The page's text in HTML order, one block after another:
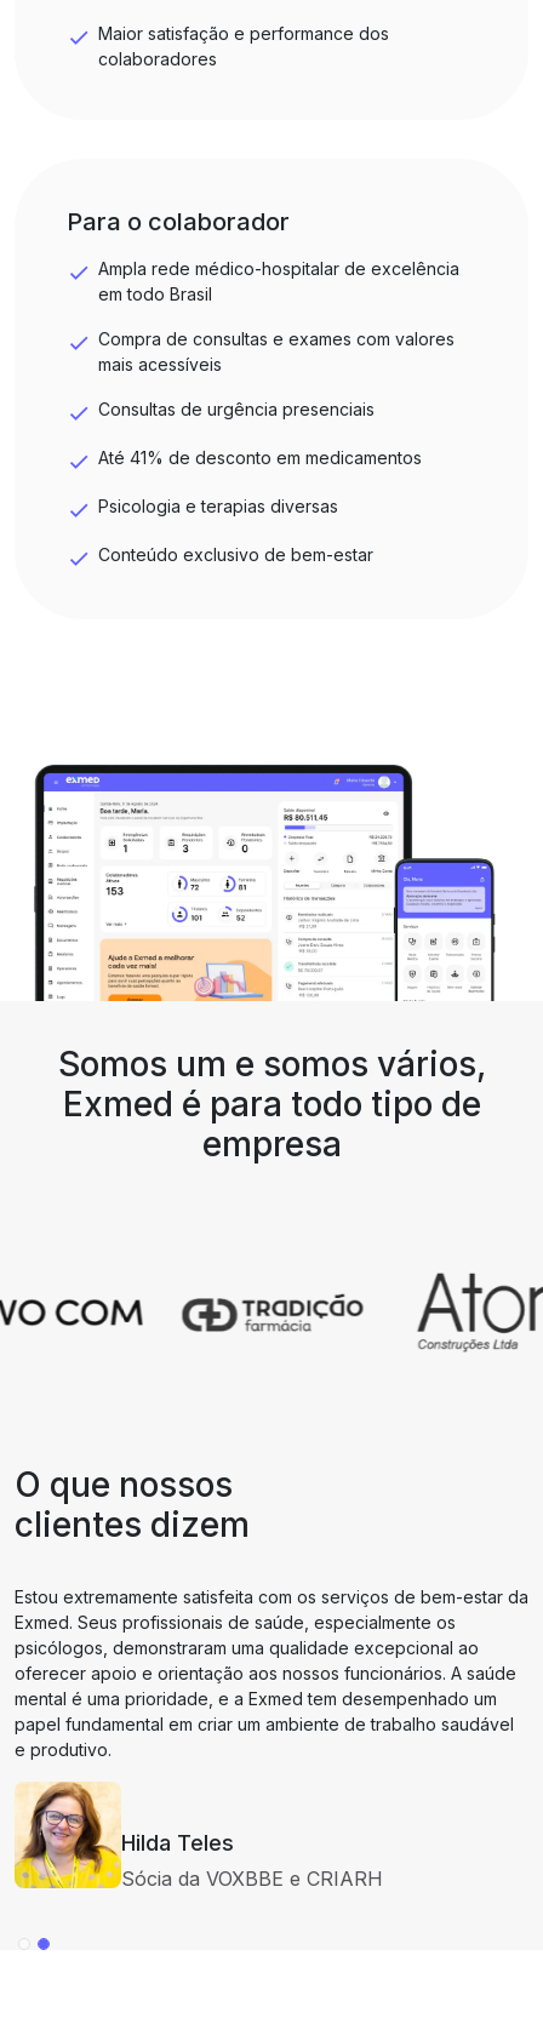
Maior satisfação e performance dos
colaboradores
Para o colaborador
Ampla rede médico-hospitalar de excelência
em todo Brasil
Compra de consultas e exames com valores
mais acessíveis
Consultas de urgência presenciais
Até 41% de desconto em medicamentos
Psicologia e terapias diversas
Conteúdo exclusivo de bem-estar
Somos um e somos vários,
Exmed é para todo tipo de
empresa
O que nossos
clientes dizem
Estou extremamente satisfeita com os serviços de bem-estar da
Exmed. Seus profissionais de saúde, especialmente os
psicólogos, demonstraram uma qualidade excepcional ao
oferecer apoio e orientação aos nossos funcionários. A saúde
mental é uma prioridade, e a Exmed tem desempenhado um
papel fundamental em criar um ambiente de trabalho saudável
e produtivo.
Hilda Teles
Sócia da VOXBBE e CRIARH